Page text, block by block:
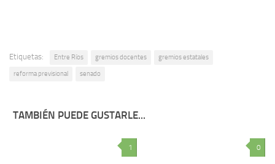
Etiquetas: Entre Ríos gremios docentes gremios estatales
reforma previsional senado
TAMBIÉN PUEDE GUSTARLE...
1 0